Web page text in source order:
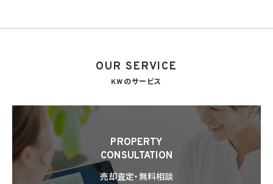
8.1 当社は、第4.1項各号のいずれかに該当する場合を除くほか、あらかじめ本人の同意を
(1) 利用目的の達成に必要な範囲内において個人情報の取扱いの全部又は一部を委託
することに伴って個人情報を提供する場合
(2) 合併その他の事由による事業の承継に伴って個人情報が提供される場合
(3) 第9項の定めに基づき共同利用する場合
8.2 第8.1項の定めにかかわらず、当社は、第4.1項各号のいずれかに該当する場合を除く
ほか、外国（個人情報保護法第28条に基づき個人情報保護委員会規則で指定される国
OUR SERVICE
KWのサービス
PROPERTY
CONSULTATION
売却査定・無料相談